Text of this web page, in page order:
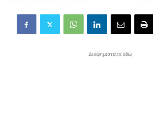
Διαφημιστείτε εδώ